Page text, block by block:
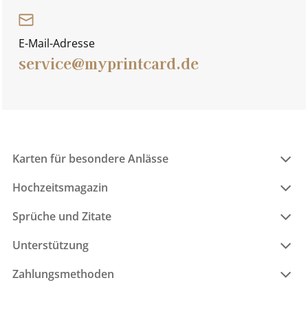
E-Mail-Adresse
service@myprintcard.de
Karten für besondere Anlässe
Hochzeitsmagazin
Sprüche und Zitate
Unterstützung
Zahlungsmethoden